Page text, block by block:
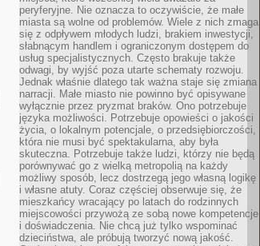
peryferyjne. Nie oznacza to oczywiście, że małe
miasta są wolne od problemów. Wiele z nich zmaga
się z odpływem młodych ludzi, brakiem inwestycji,
słabnącym handlem i ograniczonym dostępem do
usług specjalistycznych. Często brakuje także
odwagi, by wyjść poza utarte schematy rozwoju.
Jednak właśnie dlatego tak ważna staje się zmiana
narracji. Małe miasto nie powinno być opisywane
wyłącznie przez pryzmat braków. Ono potrzebuje
języka możliwości. Potrzebuje opowieści o jakości
życia, o lokalnym potencjale, o przedsiębiorczości,
która nie musi być spektakularna, aby była
skuteczna. Potrzebuje także ludzi, którzy nie będą
porównywać go z wielką metropolią na każdy
możliwy sposób, lecz dostrzegą jego własną logikę
i własne atuty. Coraz częściej obserwuje się, że
mieszkańcy wracający po latach do rodzinnych
miejscowości przywożą ze sobą nowe kompetencje
i doświadczenia. Nie chcą już tylko wspominać
dzieciństwa, ale próbują tworzyć nową jakość.